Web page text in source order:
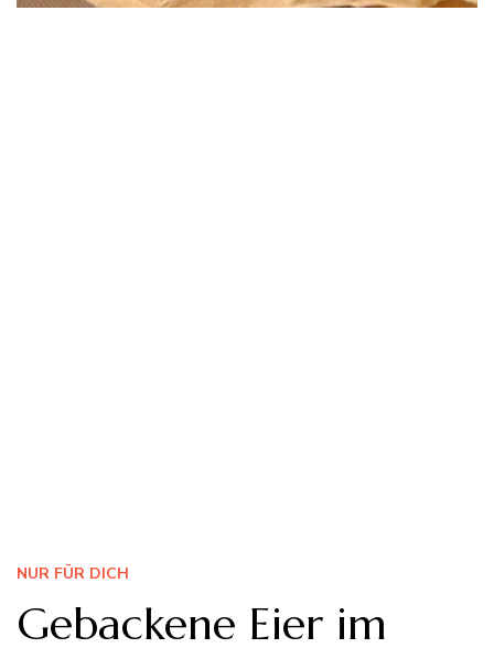
NUR FÜR DICH
Gebackene Eier im